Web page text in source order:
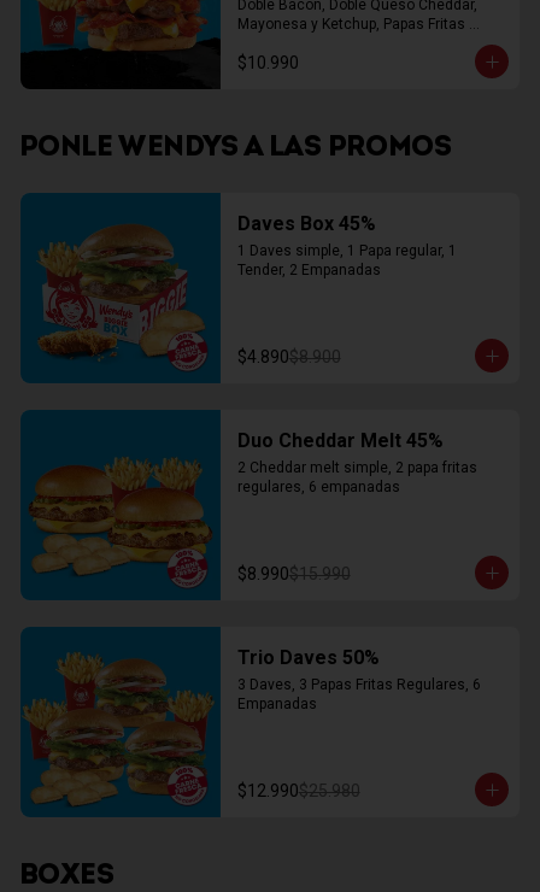
Doble Bacon, Doble Queso Cheddar,
Mayonesa y Ketchup, Papas Fritas
$10.990
PONLE WENDYS A LAS PROMOS
Daves Box 45%
1 Daves simple, 1 Papa regular, 1
Tender, 2 Empanadas
$4.890$8.900
Duo Cheddar Melt 45%
2 Cheddar melt simple, 2 papa fritas
regulares, 6 empanadas
$8.990$15.990
Trio Daves 50%
3 Daves, 3 Papas Fritas Regulares, 6
Empanadas
$12.990$25.980
BOXES